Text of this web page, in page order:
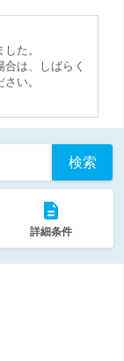
た。
は、しばらく
い。
検索
詳細条件